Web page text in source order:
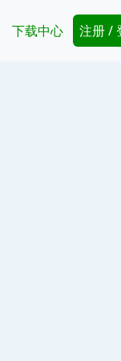
下载中心 注册 /